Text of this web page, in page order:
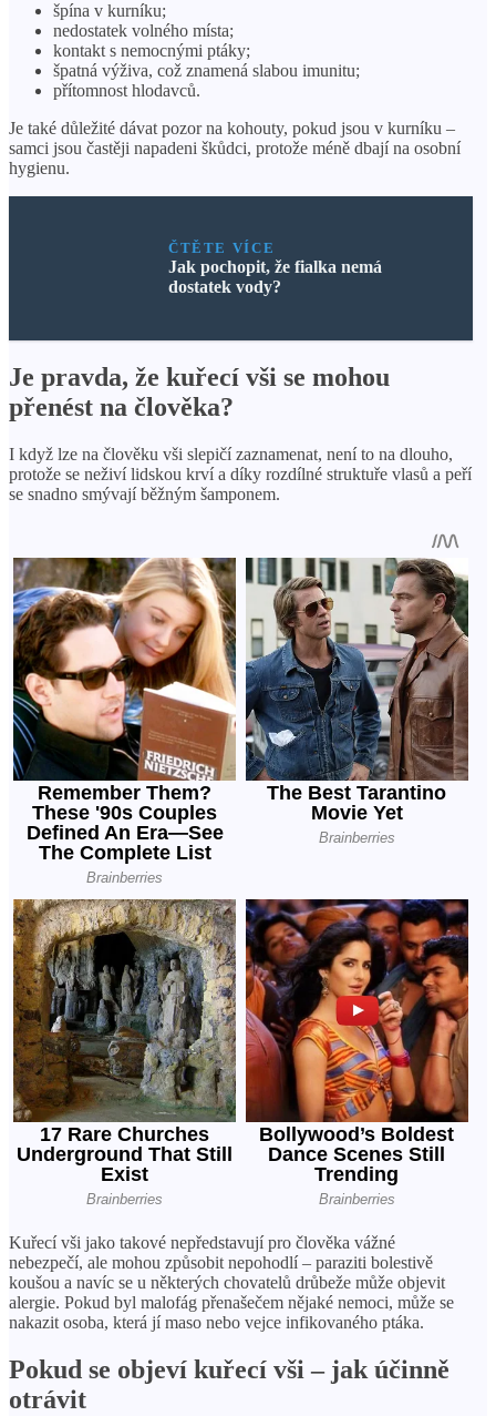
špína v kurníku;
nedostatek volného místa;
kontakt s nemocnými ptáky;
špatná výživa, což znamená slabou imunitu;
přítomnost hlodavců.
Je také důležité dávat pozor na kohouty, pokud jsou v kurníku –
samci jsou častěji napadeni škůdci, protože méně dbají na osobní
hygienu.
ČTĚTE VÍCE
Jak pochopit, že fialka nemá
dostatek vody?
Je pravda, že kuřecí vši se mohou
přenést na člověka?
I když lze na člověku vši slepičí zaznamenat, není to na dlouho,
protože se neživí lidskou krví a díky rozdílné struktuře vlasů a peří
se snadno smývají běžným šamponem.
Kuřecí vši jako takové nepředstavují pro člověka vážné
nebezpečí, ale mohou způsobit nepohodlí – paraziti bolestivě
koušou a navíc se u některých chovatelů drůbeže může objevit
alergie. Pokud byl malofág přenašečem nějaké nemoci, může se
nakazit osoba, která jí maso nebo vejce infikovaného ptáka.
Pokud se objeví kuřecí vši – jak účinně
otrávit